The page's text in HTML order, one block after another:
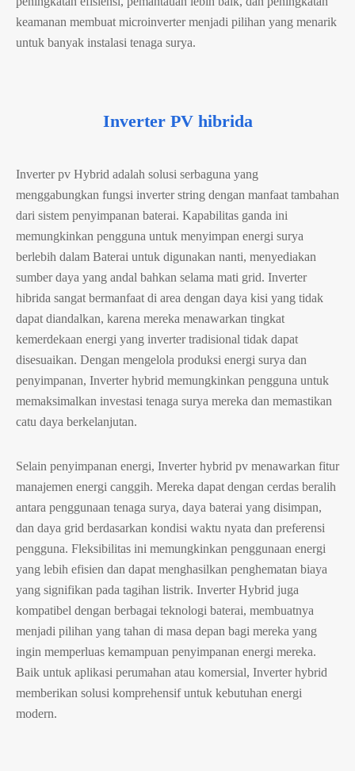
keamanan membuat microinverter menjadi pilihan yang menarik
untuk banyak instalasi tenaga surya.
Inverter PV hibrida
Inverter pv Hybrid adalah solusi serbaguna yang
menggabungkan fungsi inverter string dengan manfaat tambahan
dari sistem penyimpanan baterai. Kapabilitas ganda ini
memungkinkan pengguna untuk menyimpan energi surya
berlebih dalam Baterai untuk digunakan nanti, menyediakan
sumber daya yang andal bahkan selama mati grid. Inverter
hibrida sangat bermanfaat di area dengan daya kisi yang tidak
dapat diandalkan, karena mereka menawarkan tingkat
kemerdekaan energi yang inverter tradisional tidak dapat
disesuaikan. Dengan mengelola produksi energi surya dan
penyimpanan, Inverter hybrid memungkinkan pengguna untuk
memaksimalkan investasi tenaga surya mereka dan memastikan
catu daya berkelanjutan.
Selain penyimpanan energi, Inverter hybrid pv menawarkan fitur
manajemen energi canggih. Mereka dapat dengan cerdas beralih
antara penggunaan tenaga surya, daya baterai yang disimpan,
dan daya grid berdasarkan kondisi waktu nyata dan preferensi
pengguna. Fleksibilitas ini memungkinkan penggunaan energi
yang lebih efisien dan dapat menghasilkan penghematan biaya
yang signifikan pada tagihan listrik. Inverter Hybrid juga
kompatibel dengan berbagai teknologi baterai, membuatnya
menjadi pilihan yang tahan di masa depan bagi mereka yang
ingin memperluas kemampuan penyimpanan energi mereka.
Baik untuk aplikasi perumahan atau komersial, Inverter hybrid
memberikan solusi komprehensif untuk kebutuhan energi
modern.